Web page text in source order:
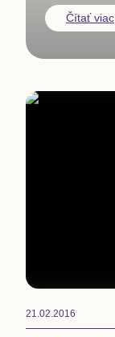
Čítať viac
21.02.2016